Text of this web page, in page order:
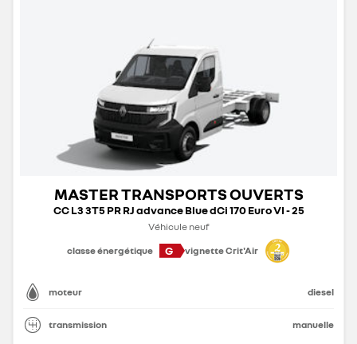
MASTER TRANSPORTS OUVERTS
CC L3 3T5 PR RJ advance Blue dCi 170 Euro VI - 25
Véhicule neuf
classe énergétique
G vignette Crit'Air
moteur diesel
transmission manuelle